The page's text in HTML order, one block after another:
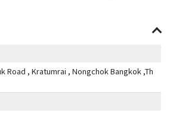
Road , Kratumrai , Nongchok Bangkok ,Th